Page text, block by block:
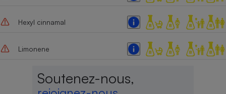
Hexyl cinnamal
Limonene
Soutenez-nous,